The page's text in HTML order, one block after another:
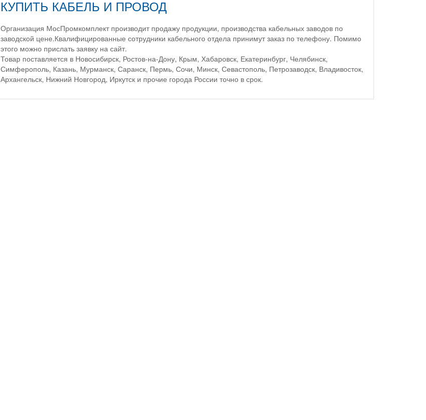
КУПИТЬ КАБЕЛЬ И ПРОВОД
Организация МосПромкомплект производит продажу продукции, производства кабельных заводов по
заводской цене.Квалифицированные сотрудники кабельного отдела принимут заказ по телефону. Помимо
этого можно прислать заявку на сайт.
Товар поставляется в Новосибирск, Ростов-на-Дону, Крым, Хабаровск, Екатеринбург, Челябинск,
Симферополь, Казань, Мурманск, Саранск, Пермь, Сочи, Минск, Севастополь, Петрозаводск, Владивосток,
Архангельск, Нижний Новгород, Иркутск и прочие города России точно в срок.